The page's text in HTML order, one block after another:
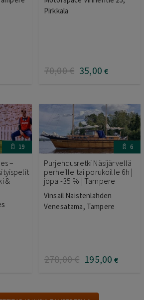
Pirkkala
70,00€ 35,00 €
19
–
&
6
Purjehdusretki Näsijärvellä
perheille tai porukoille 6h |
jopa -35 % | Tampere
Vinsail Naistenlahden
Venesatama, Tampere
278,00€ 195,00 €